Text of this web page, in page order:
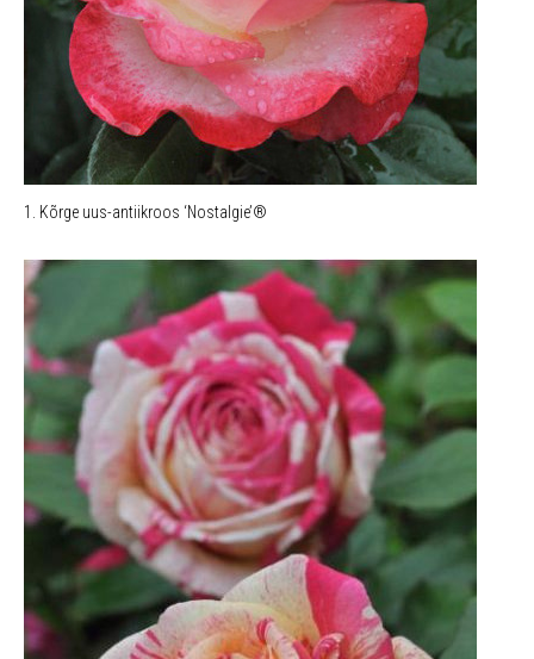
1. Kõrge uus-antiikroos ‘Nostalgie’®